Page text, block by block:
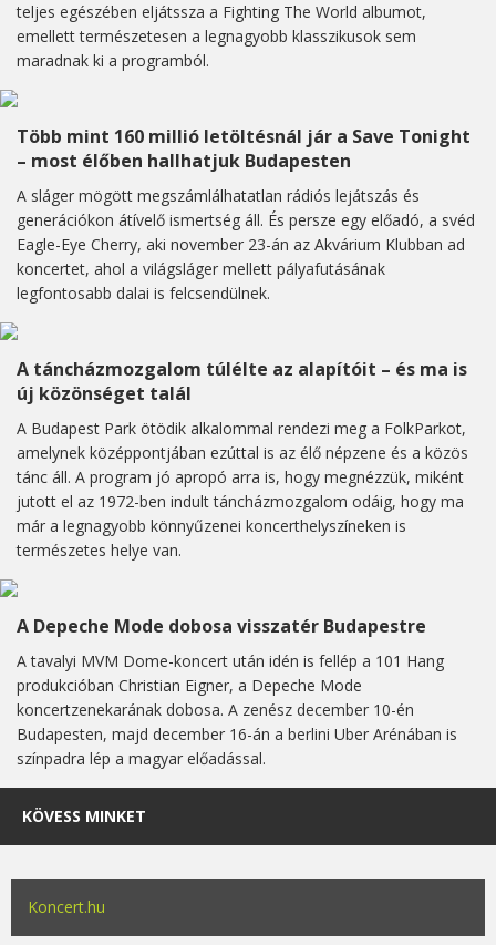
teljes egészében eljátssza a Fighting The World albumot,
emellett természetesen a legnagyobb klasszikusok sem
maradnak ki a programból.
Több mint 160 millió letöltésnál jár a Save Tonight
– most élőben hallhatjuk Budapesten
A sláger mögött megszámlálhatatlan rádiós lejátszás és
generációkon átívelő ismertség áll. És persze egy előadó, a svéd
Eagle-Eye Cherry, aki november 23-án az Akvárium Klubban ad
koncertet, ahol a világsláger mellett pályafutásának
legfontosabb dalai is felcsendülnek.
A táncházmozgalom túlélte az alapítóit – és ma is
új közönséget talál
A Budapest Park ötödik alkalommal rendezi meg a FolkParkot,
amelynek középpontjában ezúttal is az élő népzene és a közös
tánc áll. A program jó apropó arra is, hogy megnézzük, miként
jutott el az 1972-ben indult táncházmozgalom odáig, hogy ma
már a legnagyobb könnyűzenei koncerthelyszíneken is
természetes helye van.
A Depeche Mode dobosa visszatér Budapestre
A tavalyi MVM Dome-koncert után idén is fellép a 101 Hang
produkcióban Christian Eigner, a Depeche Mode
koncertzenekarának dobosa. A zenész december 10-én
Budapesten, majd december 16-án a berlini Uber Arénában is
színpadra lép a magyar előadással.
KÖVESS MINKET
Koncert.hu